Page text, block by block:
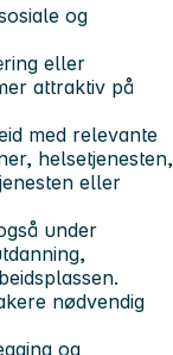
og
eller
attraktiv på
med relevante
helsetjenesten,
eller
under
nødvendig
og